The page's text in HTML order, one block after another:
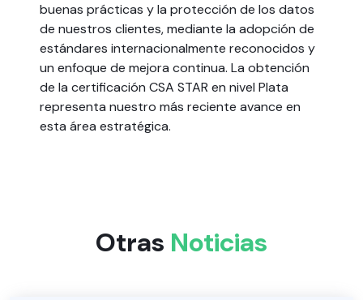
buenas prácticas y la protección de los datos
de nuestros clientes, mediante la adopción de
estándares internacionalmente reconocidos y
un enfoque de mejora continua. La obtención
de la certificación CSA STAR en nivel Plata
representa nuestro más reciente avance en
esta área estratégica.
Otras Noticias